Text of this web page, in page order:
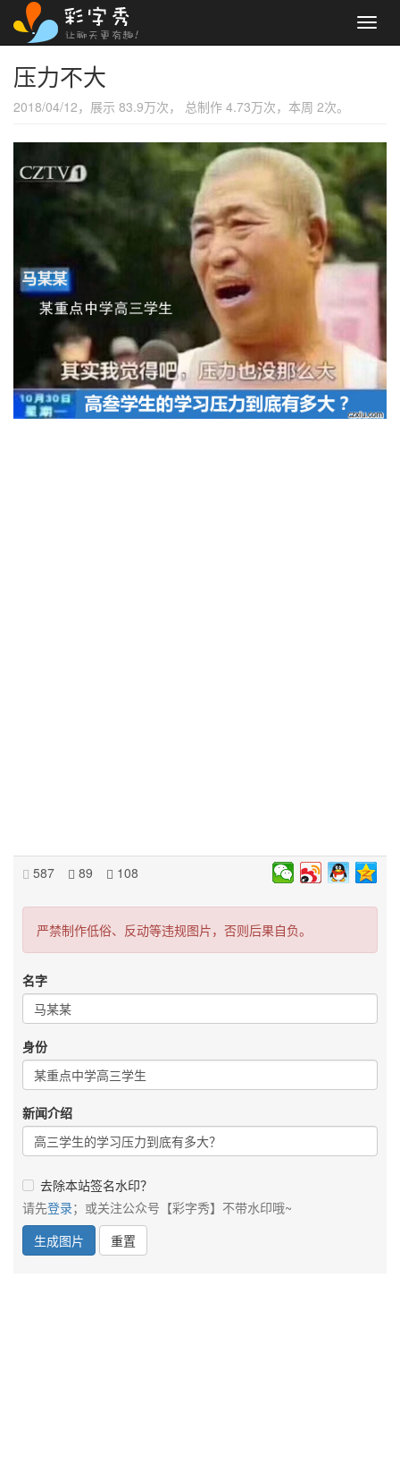
压力不大
2018/04/12，展示 83.9万次， 总制作 4.73万次，本周 2次。
587 89 108
严禁制作低俗、反动等违规图片，否则后果自负。
名字
身份
新闻介绍
去除本站签名水印？
请先登录；或关注公众号【彩字秀】不带水印哦~
生成图片
重置